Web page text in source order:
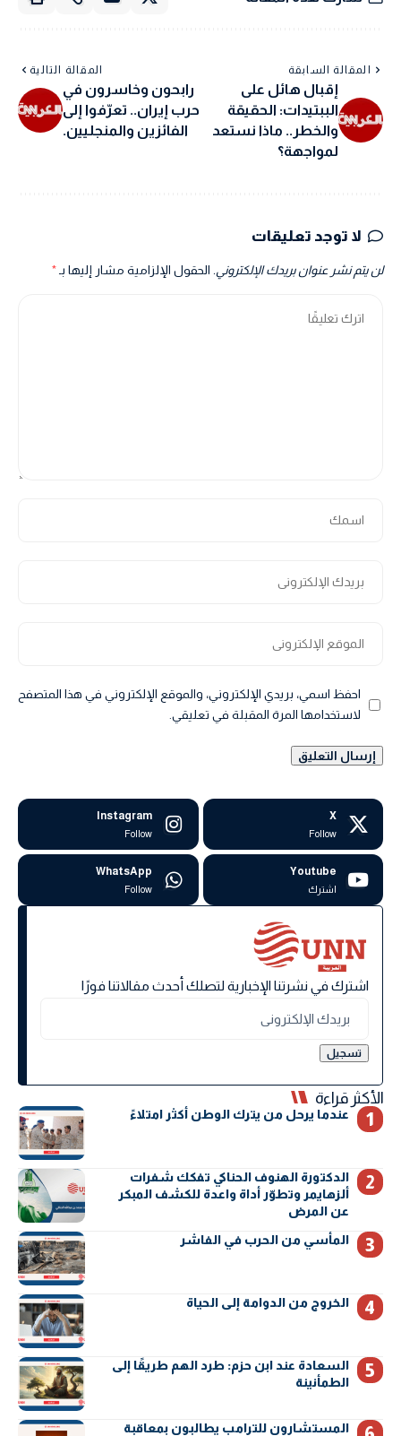
المقالة السابقة
إقبال هائل على
الببتيدات: الحقيقة
والخطر.. ماذا نستعد
لمواجهة؟
المقالة التالية
رابحون وخاسرون في
حرب إيران.. تعرّفوا إلى
الفائزين والمنجليين.
لا توجد تعليقات
لن يتم نشر عنوان بريدك الإلكتروني. الحقول الإلزامية مشار إليها بـ*
احفظ اسمي، بريدي الإلكتروني، والموقع الإلكتروني في هذا المتصفح
لاستخدامها المرة المقبلة في تعليقي.
X
Follow
Instagram
Follow
Youtube
اشترك
WhatsApp
Follow
اشترك في نشرتنا الإخبارية لتصلك أحدث مقالاتنا فورًا
الأكثر قراءة
عندما يرحل من يترك الوطن أكثر امتلاءً
الدكتورة الهنوف الحناكي تفكك شفرات
ألزهايمر وتطوّر أداة واعدة للكشف المبكر
عن المرض
المأسي من الحرب في الفاشر
الخروج من الدوامة إلى الحياة
السعادة عند ابن حزم: طرد الهم طريقًا إلى
الطمأنينة
المستشارون للترامب يطالبون بمعاقبة